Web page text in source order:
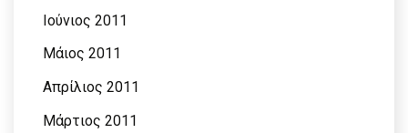
Ιούνιος 2011
Μάιος 2011
Απρίλιος 2011
Μάρτιος 2011